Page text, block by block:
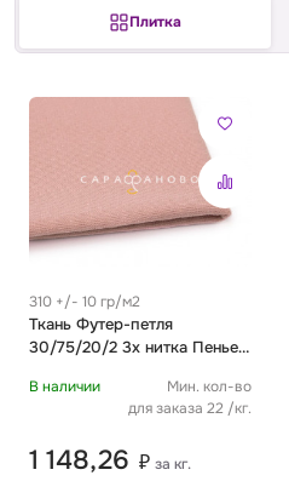
Плитка
310 +/- 10 гр/м2
Ткань Футер-петля
30/75/20/2 3х нитка Пенье
В наличии
Мин. кол-во
для заказа 22 /кг.
1 148,26 ₽ за кг.
Сатин
Сатин Жаккард
Сатин Твил
Сетка
Ситец
Тик
Трикотаж
Тюль
Фланель
Зеленый
Многоцветный
Детский
Морская тема
Космос
Техника / транспорт